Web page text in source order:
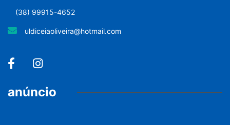
(38) 99915-4652
uldiceiaoliveira@hotmail.com
anúncio